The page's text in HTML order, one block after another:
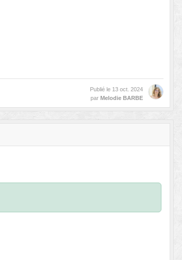
Publié le 13 oct. 2024
par Melodie BARBE